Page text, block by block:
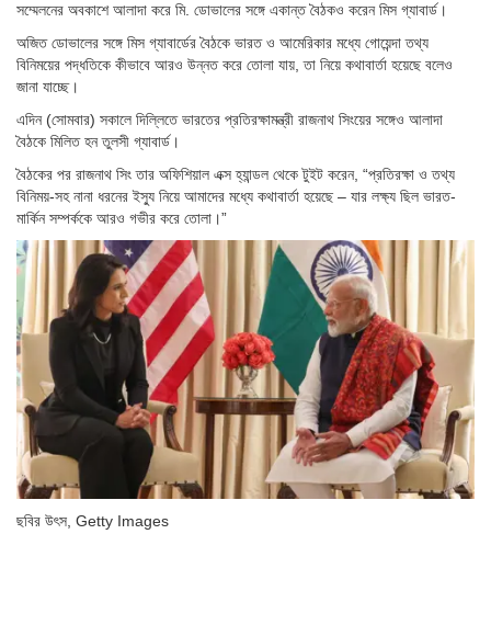
সম্মেলনের অবকাশে আলাদা করে মি. ডোভালের সঙ্গে একান্ত বৈঠকও করেন মিস গ্যাবার্ড।
অজিত ডোভালের সঙ্গে মিস গ্যাবার্ডের বৈঠকে ভারত ও আমেরিকার মধ্যে গোয়েন্দা তথ্য
বিনিময়ের পদ্ধতিকে কীভাবে আরও উন্নত করে তোলা যায়, তা নিয়ে কথাবার্তা হয়েছে বলেও
জানা যাচ্ছে।
এদিন (সোমবার) সকালে দিল্লিতে ভারতের প্রতিরক্ষামন্ত্রী রাজনাথ সিংয়ের সঙ্গেও আলাদা
বৈঠকে মিলিত হন তুলসী গ্যাবার্ড।
বৈঠকের পর রাজনাথ সিং তার অফিশিয়াল এক্স হ্যান্ডল থেকে টুইট করেন, “প্রতিরক্ষা ও তথ্য
বিনিময়-সহ নানা ধরনের ইস্যু নিয়ে আমাদের মধ্যে কথাবার্তা হয়েছে – যার লক্ষ্য ছিল ভারত-
মার্কিন সম্পর্ককে আরও গভীর করে তোলা।”
ছবির উৎস, Getty Images